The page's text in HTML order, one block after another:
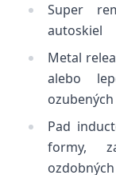
Super
autoskiel
Metal
alebo
Pad
formy,